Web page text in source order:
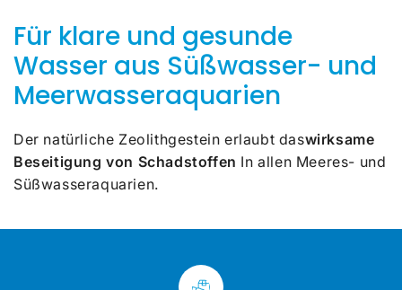
Für klare und gesunde
Wasser aus Süßwasser- und
Meerwasseraquarien
Der natürliche Zeolithgestein erlaubt daswirksame
Beseitigung von Schadstoffen In allen Meeres- und
Süßwasseraquarien.